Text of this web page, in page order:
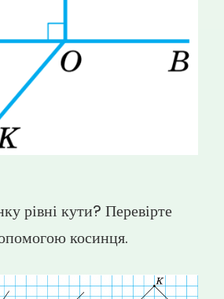
рівні кути? Перевірте
косинця.